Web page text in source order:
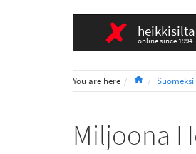
online since 1994
You are here HomeSuomeksi
Miljoona